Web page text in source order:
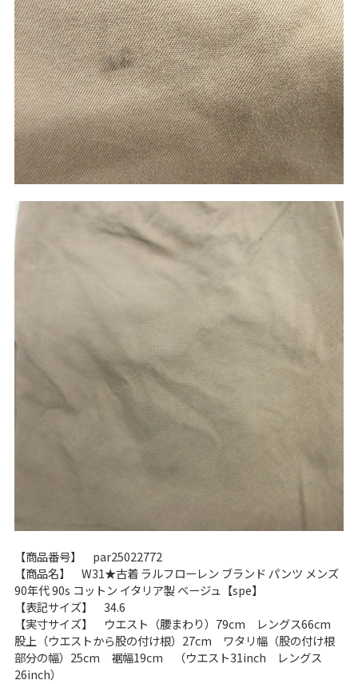
【商品番号】 par25022772
【商品名】 W31★古着 ラルフローレン ブランド パンツ メンズ
90年代 90s コットン イタリア製 ベージュ【spe】
【表記サイズ】 34.6
【実寸サイズ】 ウエスト（腰まわり）79cm レングス66cm
股上（ウエストから股の付け根）27cm ワタリ幅（股の付け根
部分の幅）25cm 裾幅19cm （ウエスト31inch レングス
26inch）